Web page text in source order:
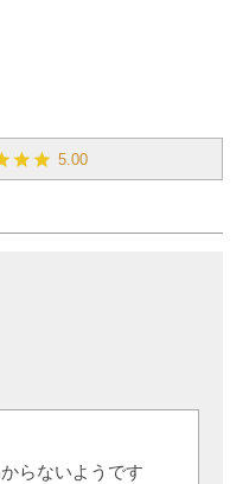
5.00
らないようです